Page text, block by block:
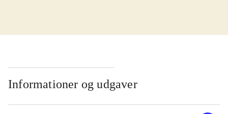
er planeten befolket af insektlignende
Udgangspunktet for ens
tilstedeværelse er en base, hvor der
er mulighed for at købe våben,
opgradere og vælge missioner.
Informationer og udgaver